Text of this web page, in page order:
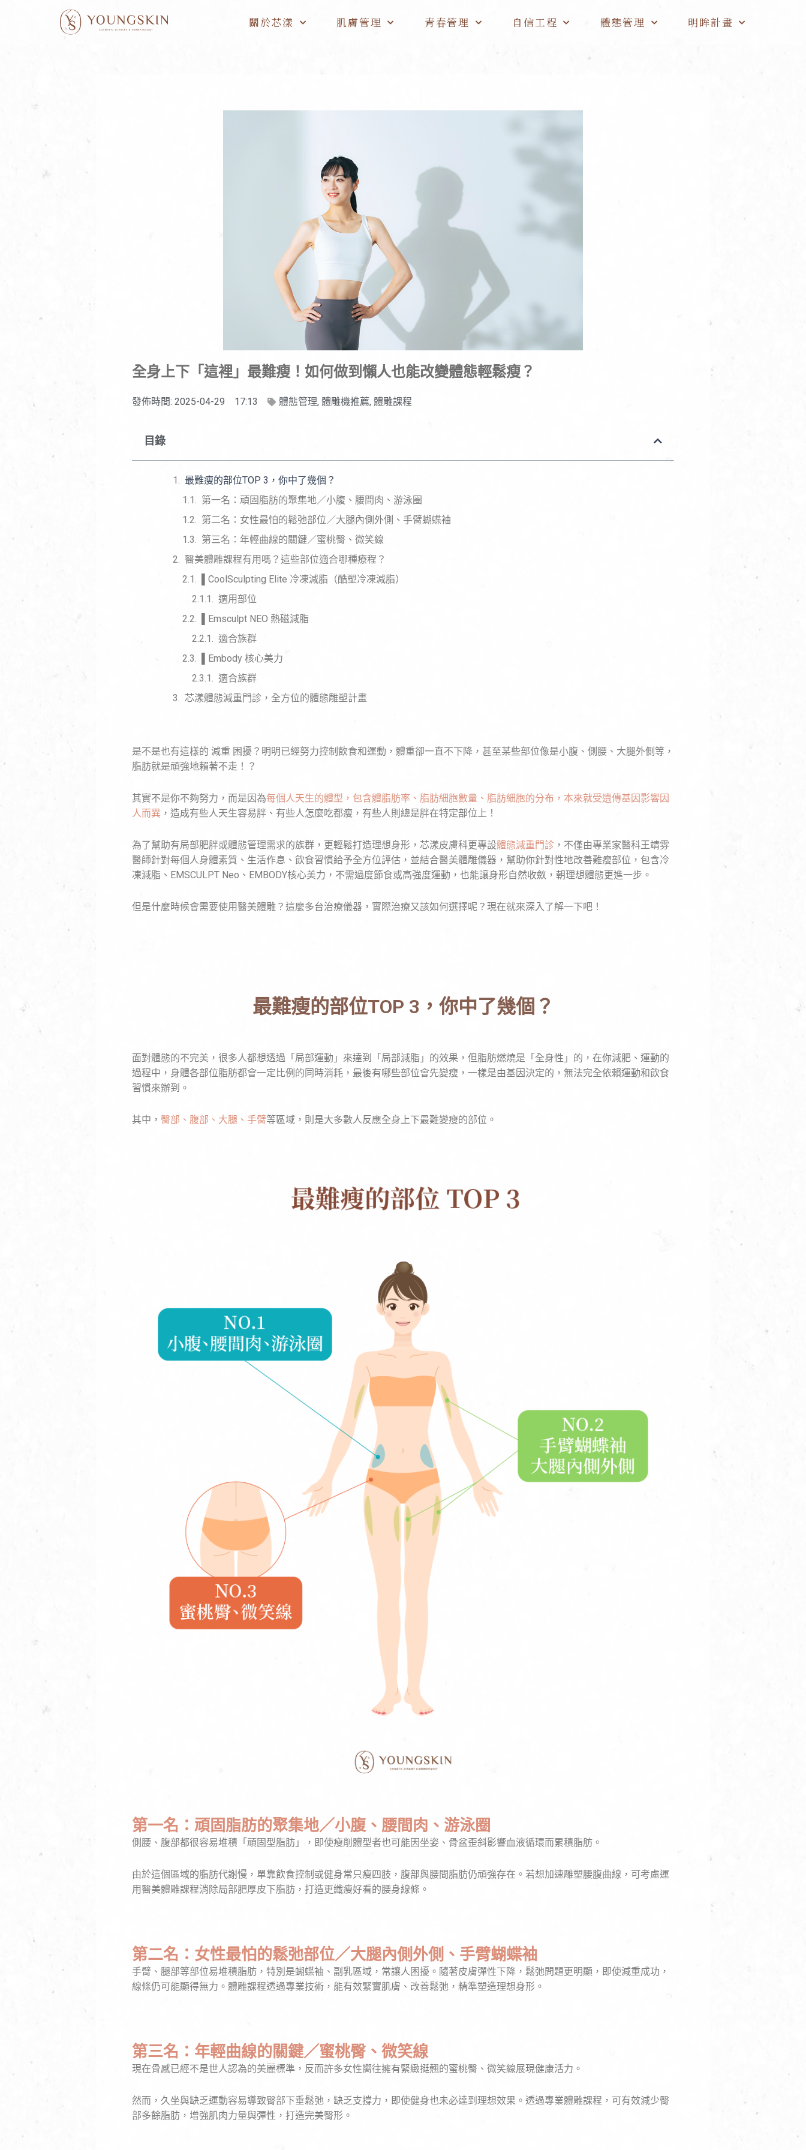
關於芯漾 肌膚管理 青春管理 自信工程 體態管理 明眸計畫
全身上下「這裡」最難瘦！如何做到懶人也能改變體態輕鬆瘦？
發佈時間: 2025-04-29 17:13 體態管理, 體雕機推薦, 體雕課程
目錄
最難瘦的部位TOP 3，你中了幾個？
第一名：頑固脂肪的聚集地／小腹、腰間肉、游泳圈
第二名：女性最怕的鬆弛部位／大腿內側外側、手臂蝴蝶袖
第三名：年輕曲線的關鍵／蜜桃臀、微笑線
醫美體雕課程有用嗎？這些部位適合哪種療程？
▌CoolSculpting Elite 冷凍減脂（酷塑冷凍減脂）
適用部位
▌Emsculpt NEO 熱磁減脂
適合族群
▌Embody 核心美力
適合族群
芯漾體態減重門診，全方位的體態雕塑計畫
是不是也有這樣的 減重 困擾？明明已經努力控制飲食和運動，體重卻一直不下降，甚至某些部位像是小腹、側腰、大腿外側等，
脂肪就是頑強地賴著不走！？
其實不是你不夠努力，而是因為每個人天生的體型，包含體脂肪率、脂肪細胞數量、脂肪細胞的分布，本來就受遺傳基因影響因
人而異 ，造成有些人天生容易胖、有些人怎麼吃都瘦，有些人則總是胖在特定部位上！
為了幫助有局部肥胖或體態管理需求的族群，更輕鬆打造理想身形，芯漾皮膚科更專設體態減重門診 ，不僅由專業家醫科王靖雰
醫師針對每個人身體素質、生活作息、飲食習慣給予全方位評估，並結合醫美體雕儀器，幫助你針對性地改善難瘦部位，包含冷
凍減脂、EMSCULPT Neo、EMBODY核心美力，不需過度節食或高強度運動，也能讓身形自然收斂，朝理想體態更進一步。
但是什麼時候會需要使用醫美體雕？這麼多台治療儀器，實際治療又該如何選擇呢？現在就來深入了解一下吧！
最難瘦的部位TOP 3，你中了幾個？
面對體態的不完美，很多人都想透過「局部運動」來達到「局部減脂」的效果，但脂肪燃燒是「全身性」的，在你減肥、運動的
過程中，身體各部位脂肪都會一定比例的同時消耗，最後有哪些部位會先變瘦，一樣是由基因決定的，無法完全依賴運動和飲食
習慣來辦到。
其中， 臀部、腹部、大腿、手臂等區域，則是大多數人反應全身上下最難變瘦的部位。
第一名：頑固脂肪的聚集地／小腹、腰間肉、游泳圈
側腰、腹部都很容易堆積「頑固型脂肪」，即使瘦削體型者也可能因坐姿、骨盆歪斜影響血液循環而累積脂肪。
由於這個區域的脂肪代謝慢，單靠飲食控制或健身常只瘦四肢，腹部與腰間脂肪仍頑強存在。若想加速雕塑腰腹曲線，可考慮運
用醫美體雕課程消除局部肥厚皮下脂肪，打造更纖瘦好看的腰身線條。
第二名：女性最怕的鬆弛部位／大腿內側外側、手臂蝴蝶袖
手臂、腿部等部位易堆積脂肪，特別是蝴蝶袖、副乳區域，常讓人困擾。隨著皮膚彈性下降，鬆弛問題更明顯，即使減重成功，
線條仍可能顯得無力。體雕課程透過專業技術，能有效緊實肌膚、改善鬆弛，精準塑造理想身形。
第三名：年輕曲線的關鍵／蜜桃臀、微笑線
現在骨感已經不是世人認為的美麗標準，反而許多女性嚮往擁有緊緻挺翹的蜜桃臀、微笑線展現健康活力。
然而，久坐與缺乏運動容易導致臀部下垂鬆弛，缺乏支撐力，即使健身也未必達到理想效果。透過專業體雕課程，可有效減少臀
部多餘脂肪，增強肌肉力量與彈性，打造完美臀形。